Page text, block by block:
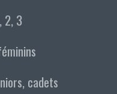
2, 3
cadets